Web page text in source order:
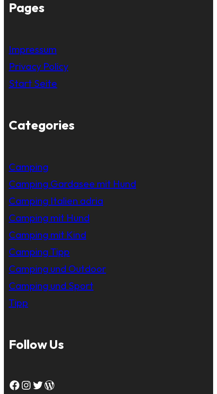
Pages
Impressum
Privacy Policy
Start Seite
Categories
Camping
Camping Gardasee mit Hund
Camping Italien adria
Camping mit Hund
Camping mit Kind
Camping Tipp
Camping und Outdoor
Camping und Sport
Tipp
Follow Us
Facebook Instagram Twitter WordPress